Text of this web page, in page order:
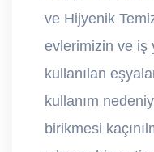
ve Hijyenik
evlerimizin ve iş
kullanılan
kullanım
birikmesi